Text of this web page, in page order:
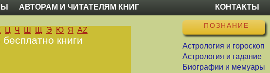
АВТОРАМ И ЧИТАТЕЛЯМ КНИГ КОНТАКТЫ
ПОЗНАНИЕ
Астрология и гороскоп
Астрология и гадание
Биографии и мемуары
Ц Ч Ш Щ Э Ю Я AZ
книги